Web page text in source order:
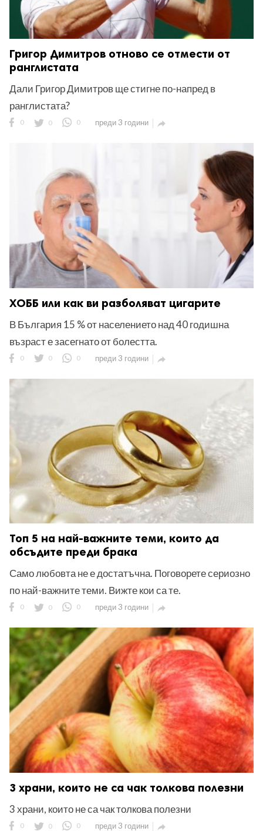
Григор Димитров отново се отмести от
ранглистата
Дали Григор Димитров ще стигне по-напред в
ранглистата?
0 0 0 преди 3 години 
ХОББ или как ви разболяват цигарите
В България 15 % от населението над 40 годишна
възраст е засегнато от болестта.
0 0 0 преди 3 години 
Топ 5 на най-важните теми, които да
обсъдите преди брака
Само любовта не е достатъчна. Поговорете сериозно
по най-важните теми. Вижте кои са те.
0 0 0 преди 3 години 
3 храни, които не са чак толкова полезни
3 храни, които не са чак толкова полезни
0 0 0 преди 3 години 